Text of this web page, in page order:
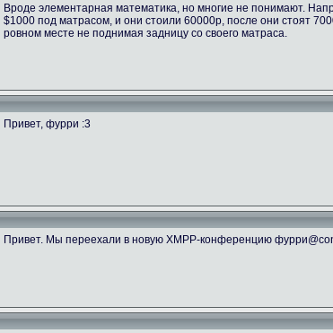
Вроде элементарная математика, но многие не понимают.
$1000 под матрасом, и они стоили 60000р, после они стоят
ровном месте не поднимая задницу со своего матраса.
Привет, фурри :3
Привет. Мы переехали в новую XMPP-конференцию